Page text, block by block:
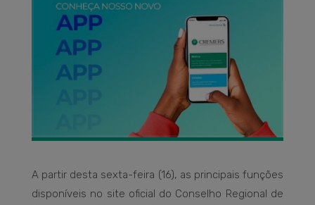
A partir desta sexta-feira (16), as principais funções
disponíveis no site oficial do Conselho Regional de